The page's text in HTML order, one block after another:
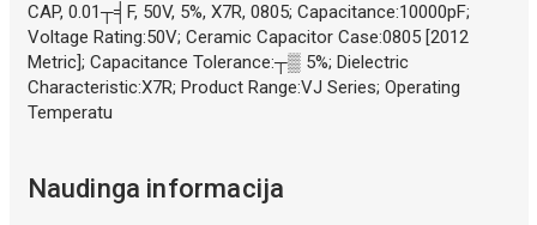
CAP, 0.01┬╡F, 50V, 5%, X7R, 0805; Capacitance:10000pF;
Voltage Rating:50V; Ceramic Capacitor Case:0805 [2012
Metric]; Capacitance Tolerance:┬▒ 5%; Dielectric
Characteristic:X7R; Product Range:VJ Series; Operating
Temperatu
Naudinga informacija